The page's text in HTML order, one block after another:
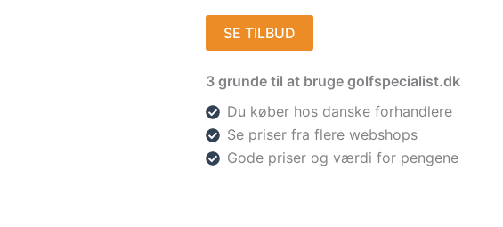
SE TILBUD
3 grunde til at bruge golfspecialist.dk
Du køber hos danske forhandlere
Se priser fra flere webshops
Gode priser og værdi for pengene